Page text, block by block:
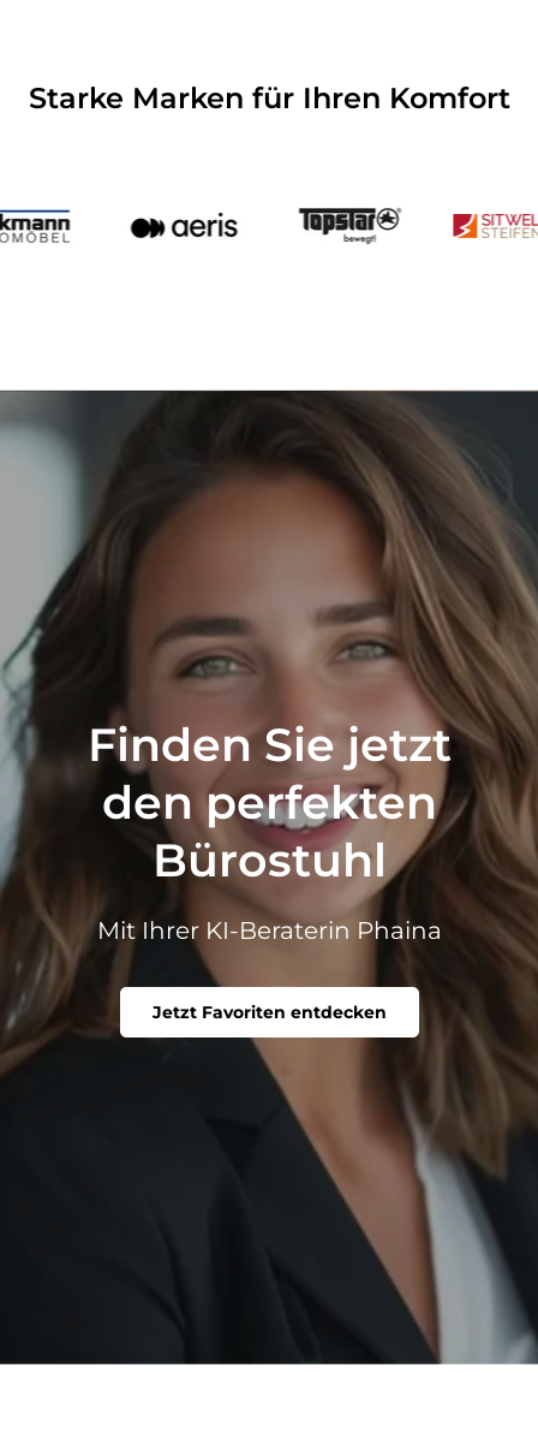
Starke Marken für Ihren Komfort
Finden Sie jetzt
den perfekten
Bürostuhl
Mit Ihrer KI-Beraterin Phaina
Jetzt Favoriten entdecken